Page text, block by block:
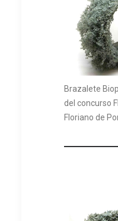
Brazalete
del concurso
Floriano de